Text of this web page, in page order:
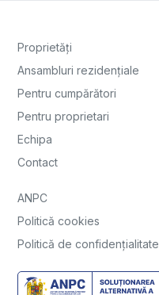
Proprietăți
Ansambluri rezidențiale
Pentru cumpărători
Pentru proprietari
Echipa
Contact
ANPC
Politică cookies
Politică de confidențialitate